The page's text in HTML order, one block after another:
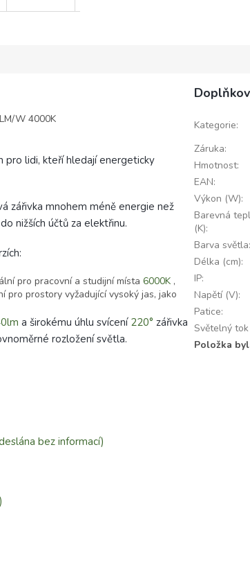
W 4000K
pro lidi, kteří hledají energeticky
zářivka mnohem méně energie než
nižších účtů za elektřinu.
pro pracovní a studijní místa 6000K ,
pro prostory vyžadující vysoký jas, jako
a širokému úhlu svícení 220° zářivka
rozložení světla.
bez informací)
Kategorie:
Záruka:
Hmotnost:
EAN:
Výkon (W):
Barevná
(K):
Barva světla:
Délka (cm):
IP:
Napětí (V):
Patice:
Světelný tok
Položka